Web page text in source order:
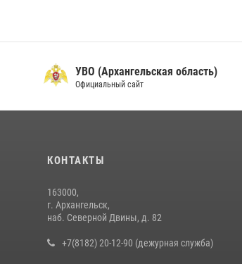
УВО (Архангельская область)
Официальный сайт
КОНТАКТЫ
163000,
г. Архангельск,
наб. Северной Двины, д. 82
+7(8182) 20-12-90 (дежурная служба)